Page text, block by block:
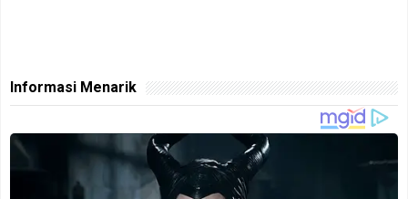
Informasi Menarik